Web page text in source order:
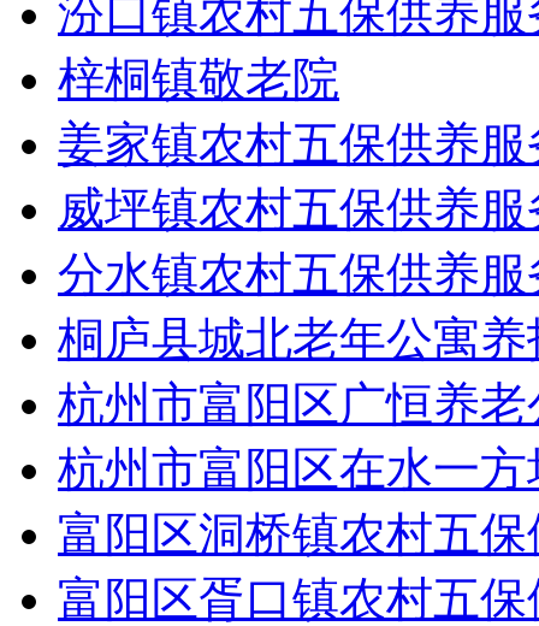
汾口镇农村五保供养
梓桐镇敬老院
姜家镇农村五保供养
威坪镇农村五保供养
分水镇农村五保供养
桐庐县城北老年公寓养
杭州市富阳区广恒养老
杭州市富阳区在水一
富阳区洞桥镇农村五
富阳区胥口镇农村五